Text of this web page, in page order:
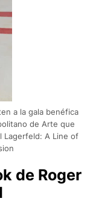
a la gala benéfica
de Arte que
Lagerfeld: A Line of
de Roger